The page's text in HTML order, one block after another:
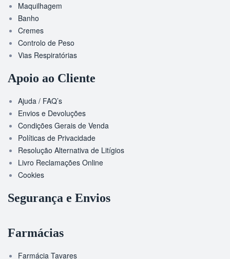
Maquilhagem
Banho
Cremes
Controlo de Peso
Vias Respiratórias
Apoio ao Cliente
Ajuda / FAQ’s
Envios e Devoluções
Condições Gerais de Venda
Políticas de Privacidade
Resolução Alternativa de Litígios
Livro Reclamações Online
Cookies
Segurança e Envios
Farmácias
Farmácia Tavares